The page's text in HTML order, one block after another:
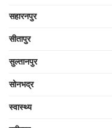
सहारनपुर
सीतापुर
सुल्तानपुर
सोनभद्र
स्वास्थ्य